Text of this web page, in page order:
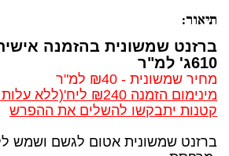
תיאור:
ברזנט שמשונית בהזמנה
610ג' למ"ר
מחיר שמשונית - ₪40 למ"ר
מינימום הזמנה ₪240
קטנות יתבקשו להשלים את ההפרש
ברזנט שמשונית אטום לגשם ושמש